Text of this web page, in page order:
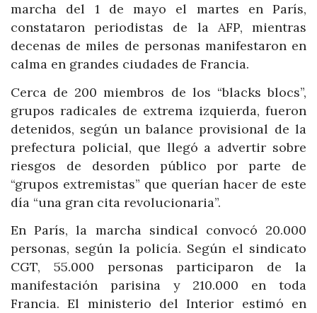
marcha del 1 de mayo el martes en París,
constataron periodistas de la AFP, mientras
decenas de miles de personas manifestaron en
calma en grandes ciudades de Francia.
Cerca de 200 miembros de los “blacks blocs”,
grupos radicales de extrema izquierda, fueron
detenidos, según un balance provisional de la
prefectura policial, que llegó a advertir sobre
riesgos de desorden público por parte de
“grupos extremistas” que querían hacer de este
día “una gran cita revolucionaria”.
En París, la marcha sindical convocó 20.000
personas, según la policía. Según el sindicato
CGT, 55.000 personas participaron de la
manifestación parisina y 210.000 en toda
Francia. El ministerio del Interior estimó en